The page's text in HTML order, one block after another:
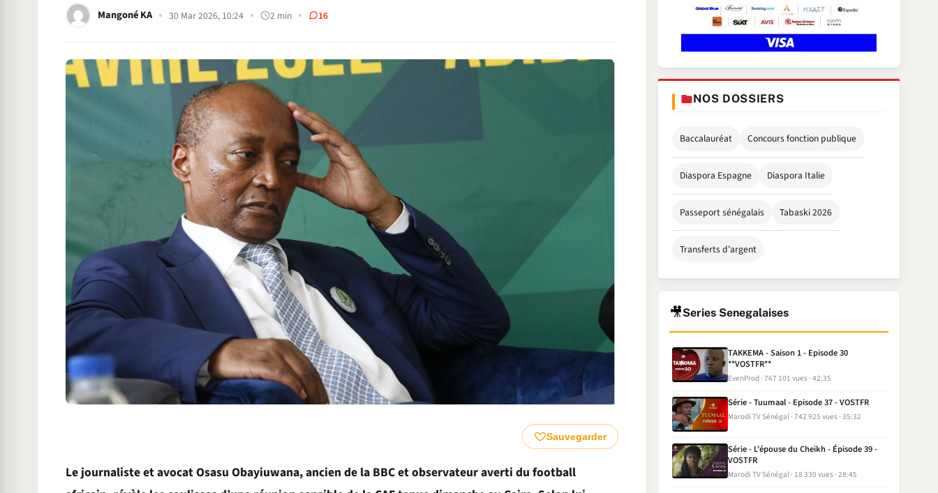
Mangoné KA 30 Mar 2026, 10:24 2 min 16
Sauvegarder
Le journaliste et avocat Osasu Obayiuwana, ancien de la BBC et observateur averti du football
NOS DOSSIERS
Baccalauréat Concours fonction publique
Diaspora Espagne Diaspora Italie
Passeport sénégalais Tabaski 2026
Transferts d'argent
🎥Series Senegalaises
TAKKEMA - Saison 1 - Episode 30
**VOSTFR**
EvenProd 767 101 vues 42:35
Série - Tuumaal - Episode 37 - VOSTFR
Marodi TV Sénégal 742 925 vues 35:32
Série - L'épouse du Cheikh - Épisode 39 -
VOSTFR
Marodi TV Sénégal 18 330 vues 28:45